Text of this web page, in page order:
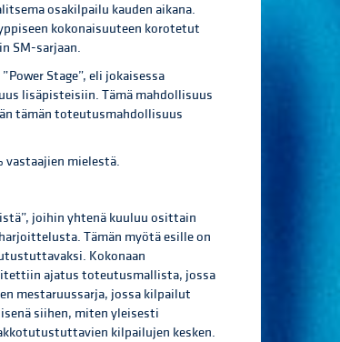
osakilpailu kauden aikana.
kokonaisuuteen korotetut
SM-sarjaan.
Stage”, eli jokaisessa
lisäpisteisiin. Tämä mahdollisuus
tämän toteutusmahdollisuus
vastaajien mielestä.
joihin yhtenä kuuluu osittain
Tämän myötä esille on
Kokonaan
ajatus toteutusmallista, jossa
mestaruussarja, jossa kilpailut
siihen, miten yleisesti
kilpailujen kesken.